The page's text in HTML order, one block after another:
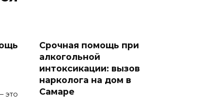
это
Срочная помощь при
алкогольной
интоксикации: вызов
нарколога на дом в
Самаре